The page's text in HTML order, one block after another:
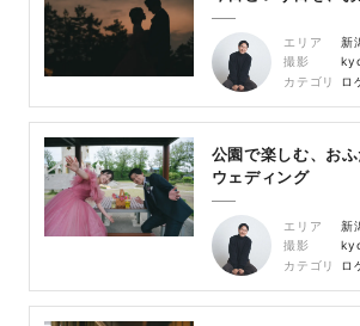
エリア
新
撮影
カテゴリ
ロ
公園で楽しむ、お
ウェディング
エリア
新
撮影
カテゴリ
ロ